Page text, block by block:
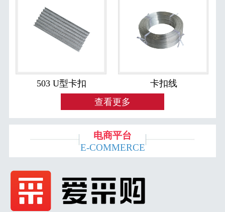
503 U型卡扣
卡扣线
查看更多
电商平台
E-COMMERCE